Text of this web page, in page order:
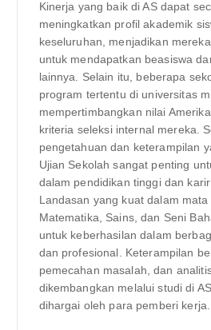
Kinerja yang baik di AS dapat
meningkatkan profil akademik
keseluruhan, menjadikan
untuk mendapatkan beasiswa
lainnya. Selain itu, beberapa
program tertentu di universitas
mempertimbangkan nilai
kriteria seleksi internal mereka.
pengetahuan dan keterampilan
Ujian Sekolah sangat penting
dalam pendidikan tinggi dan
Landasan yang kuat dalam
Matematika, Sains, dan Seni
untuk keberhasilan dalam
dan profesional. Keterampilan
pemecahan masalah, dan
dikembangkan melalui studi di
dihargai oleh para pemberi kerja.